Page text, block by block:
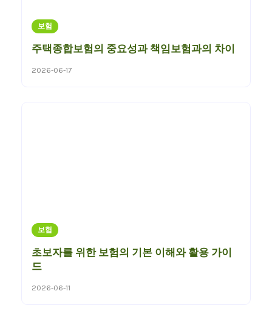
보험
주택종합보험의 중요성과 책임보험과의 차이
2026-06-17
보험
초보자를 위한 보험의 기본 이해와 활용 가이
드
2026-06-11